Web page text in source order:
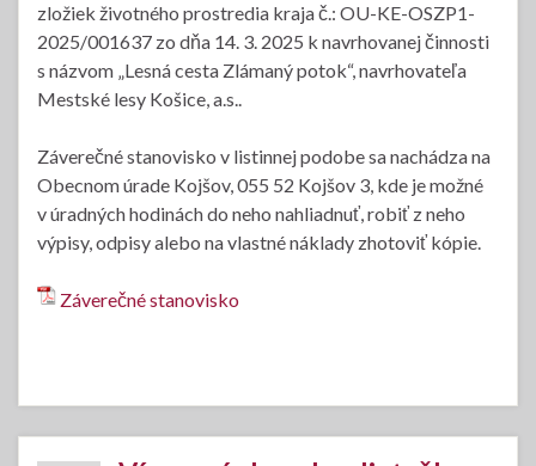
zložiek životného prostredia kraja č.: OU-KE-OSZP1-
2025/001637 zo dňa 14. 3. 2025 k navrhovanej činnosti
s názvom „Lesná cesta Zlámaný potok“, navrhovateľa
Mestské lesy Košice, a.s..
Záverečné stanovisko v listinnej podobe sa nachádza na
Obecnom úrade Kojšov, 055 52 Kojšov 3, kde je možné
v úradných hodinách do neho nahliadnuť, robiť z neho
výpisy, odpisy alebo na vlastné náklady zhotoviť kópie.
Záverečné stanovisko